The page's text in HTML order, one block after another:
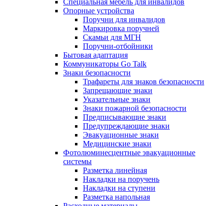
Специальная мебель для инвалидов
Опорные устройства
Поручни для инвалидов
Маркировка поручней
Скамьи для МГН
Поручни-отбойники
Бытовая адаптация
Коммуникаторы Go Talk
Знаки безопасности
Трафареты для знаков безопасности
Запрещающие знаки
Указательные знаки
Знаки пожарной безопасности
Предписывающие знаки
Предупреждающие знаки
Эвакуационные знаки
Медицинские знаки
Фотолюминесцентные эвакуационные
системы
Разметка линейная
Накладки на поручень
Накладки на ступени
Разметка напольная